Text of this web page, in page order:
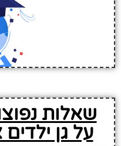
שאלות
על גן